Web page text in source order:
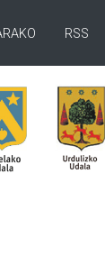
RSS